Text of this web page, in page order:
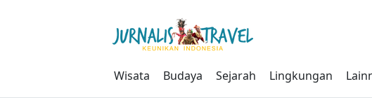
Wisata Budaya Sejarah Lingkungan